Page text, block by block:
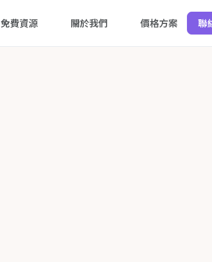
免費資源 關於我們 價格方案 聯